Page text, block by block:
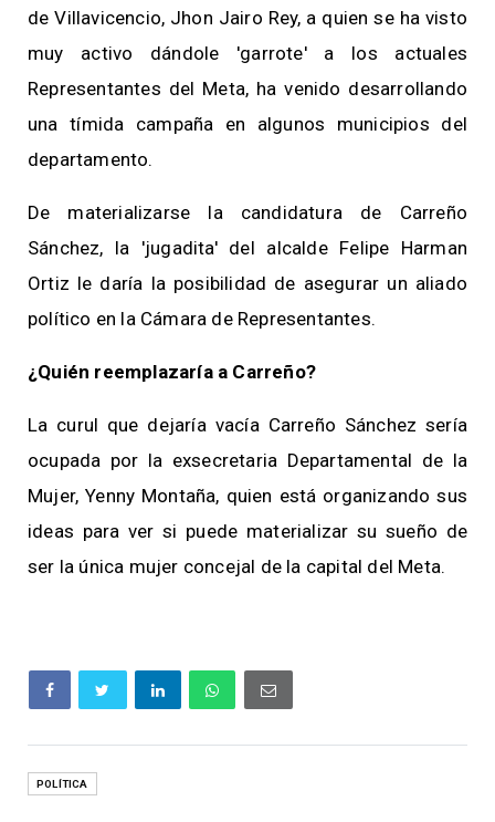
de Villavicencio, Jhon Jairo Rey, a quien se ha visto
muy activo dándole 'garrote' a los actuales
Representantes del Meta, ha venido desarrollando
una tímida campaña en algunos municipios del
departamento.
De materializarse la candidatura de Carreño
Sánchez, la 'jugadita' del alcalde Felipe Harman
Ortiz le daría la posibilidad de asegurar un aliado
político en la Cámara de Representantes.
¿Quién reemplazaría a Carreño?
La curul que dejaría vacía Carreño Sánchez sería
ocupada por la exsecretaria Departamental de la
Mujer, Yenny Montaña, quien está organizando sus
ideas para ver si puede materializar su sueño de
ser la única mujer concejal de la capital del Meta.
POLÍTICA